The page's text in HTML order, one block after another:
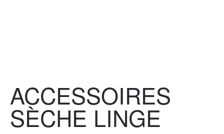
ACCESSOIRES
SÈCHE LINGE